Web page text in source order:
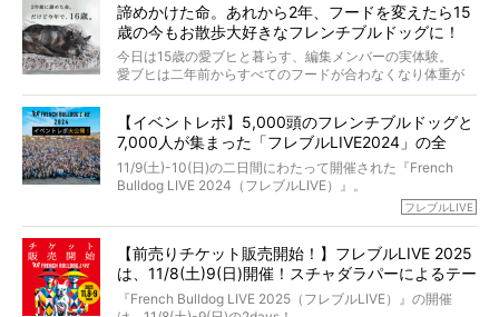
くれる？」
さらには、霊感がない人でも愛犬が成仏したことを知る方
法まで。
お笑い芸人だからこそ暗くなりすぎない、むしろ心がスッ
と軽くなる。
永久保存版のスペシャル対談です！
た。
僧侶としての名は「靖賢（せいけん）」。
当時54歳という年齢にして、なぜ動物専門僧侶という道を
選んだのか。
また、愛犬の旅立ちとどのように向き合うべきなのか。
た。
諦めかけた命。あれから2年、フードを変えたら15
歳の今もお散歩大好きなフレンチブルドッグに！
今日は15歳の愛ブヒと暮らす、編集メンバーの実体験。
愛ブヒは二年前からすべてのフードが合わなくなり体重が
激減。検査をしても異常はなく「年齢のせいですね…」と言
もう諦めるしかないのかな…そんなとき、我が家に届いたの
が「THE fu-do(ザ・フード)」の試食品でした。
そして「THE fu-do(ザ・フード)」を食べつづけて二年、愛
ブヒは15歳になり、今も元気にお散歩をしています。
今回は、二年前の絶望から今までを包み隠さず、時系列で
【イベントレポ】5,000頭のフレンチブルドッグと
7,000人が集まった「フレブルLIVE2024」の全
貌！
11/9(土)-10(日)の二日間にわたって開催された『French
Bulldog LIVE 2024（フレブルLIVE）』。
今年はのべ5,000頭のフレンチブルドッグと7,000人のフレ
day1の司会はフレブルラバーのロッチさん。day2の音楽フ
ェスには世代ど真ん中のPUFFYが出演するなど、例年以上
に豪華なラインナップ。
北は北海道、南は鹿児島県から。全国のフレンチブルドッ
フレブルLIVE
【前売りチケット販売開始！】フレブルLIVE 2025
は、11/8(土)9(日)開催！スチャダラパーによるテー
マソング制作も決定
『French Bulldog LIVE 2025（フレブルLIVE）』の開催